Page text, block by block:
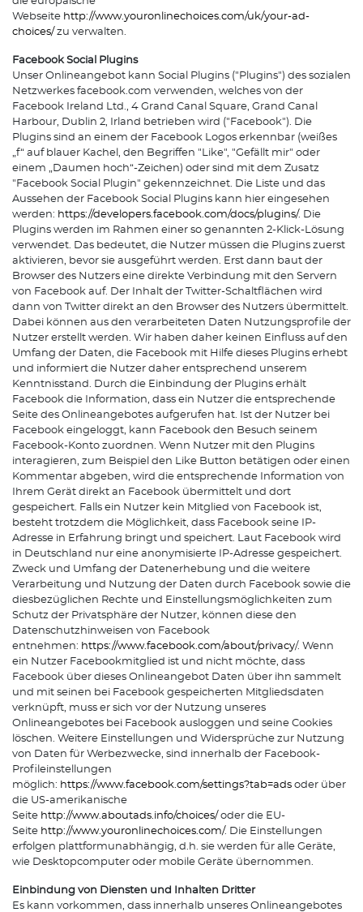
Webseite http://www.youronlinechoices.com/uk/your-ad-
choices/ zu verwalten.
Facebook Social Plugins
Unser Onlineangebot kann Social Plugins ("Plugins") des sozialen
Netzwerkes facebook.com verwenden, welches von der
Facebook Ireland Ltd., 4 Grand Canal Square, Grand Canal
Harbour, Dublin 2, Irland betrieben wird ("Facebook"). Die
Plugins sind an einem der Facebook Logos erkennbar (weißes
„f“ auf blauer Kachel, den Begriffen "Like", "Gefällt mir" oder
einem „Daumen hoch“-Zeichen) oder sind mit dem Zusatz
"Facebook Social Plugin" gekennzeichnet. Die Liste und das
Aussehen der Facebook Social Plugins kann hier eingesehen
werden: https://developers.facebook.com/docs/plugins/. Die
Plugins werden im Rahmen einer so genannten 2-Klick-Lösung
verwendet. Das bedeutet, die Nutzer müssen die Plugins zuerst
aktivieren, bevor sie ausgeführt werden. Erst dann baut der
Browser des Nutzers eine direkte Verbindung mit den Servern
von Facebook auf. Der Inhalt der Twitter-Schaltflächen wird
dann von Twitter direkt an den Browser des Nutzers übermittelt.
Dabei können aus den verarbeiteten Daten Nutzungsprofile der
Nutzer erstellt werden. Wir haben daher keinen Einfluss auf den
Umfang der Daten, die Facebook mit Hilfe dieses Plugins erhebt
und informiert die Nutzer daher entsprechend unserem
Kenntnisstand. Durch die Einbindung der Plugins erhält
Facebook die Information, dass ein Nutzer die entsprechende
Seite des Onlineangebotes aufgerufen hat. Ist der Nutzer bei
Facebook eingeloggt, kann Facebook den Besuch seinem
Facebook-Konto zuordnen. Wenn Nutzer mit den Plugins
interagieren, zum Beispiel den Like Button betätigen oder einen
Kommentar abgeben, wird die entsprechende Information von
Ihrem Gerät direkt an Facebook übermittelt und dort
gespeichert. Falls ein Nutzer kein Mitglied von Facebook ist,
besteht trotzdem die Möglichkeit, dass Facebook seine IP-
Adresse in Erfahrung bringt und speichert. Laut Facebook wird
in Deutschland nur eine anonymisierte IP-Adresse gespeichert.
Zweck und Umfang der Datenerhebung und die weitere
Verarbeitung und Nutzung der Daten durch Facebook sowie die
diesbezüglichen Rechte und Einstellungsmöglichkeiten zum
Schutz der Privatsphäre der Nutzer, können diese den
Datenschutzhinweisen von Facebook
entnehmen: https://www.facebook.com/about/privacy/. Wenn
ein Nutzer Facebookmitglied ist und nicht möchte, dass
Facebook über dieses Onlineangebot Daten über ihn sammelt
und mit seinen bei Facebook gespeicherten Mitgliedsdaten
verknüpft, muss er sich vor der Nutzung unseres
Onlineangebotes bei Facebook ausloggen und seine Cookies
löschen. Weitere Einstellungen und Widersprüche zur Nutzung
von Daten für Werbezwecke, sind innerhalb der Facebook-
Profileinstellungen
möglich: https://www.facebook.com/settings?tab=ads oder über
die US-amerikanische
Seite http://www.aboutads.info/choices/ oder die EU-
Seite http://www.youronlinechoices.com/. Die Einstellungen
erfolgen plattformunabhängig, d.h. sie werden für alle Geräte,
wie Desktopcomputer oder mobile Geräte übernommen.
Einbindung von Diensten und Inhalten Dritter
Es kann vorkommen, dass innerhalb unseres Onlineangebotes